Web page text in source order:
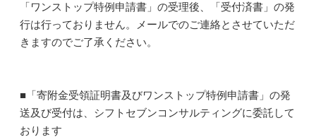
「ワンストップ特例申請書」の受理後、「受付済書」の発
行は行っておりません。メールでのご連絡とさせていただ
きますのでご了承ください。
■「寄附金受領証明書及びワンストップ特例申請書」の発
送及び受付は、シフトセブンコンサルティングに委託して
おります